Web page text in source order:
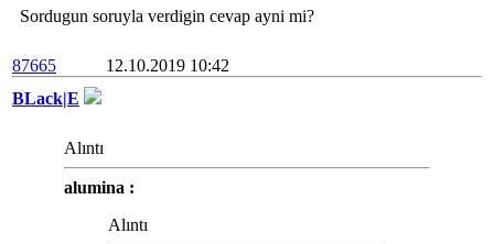
Sordugun soruyla verdigin cevap ayni mi?
87665
12.10.2019 10:42
BLack|E
Alıntı
alumina :
Alıntı